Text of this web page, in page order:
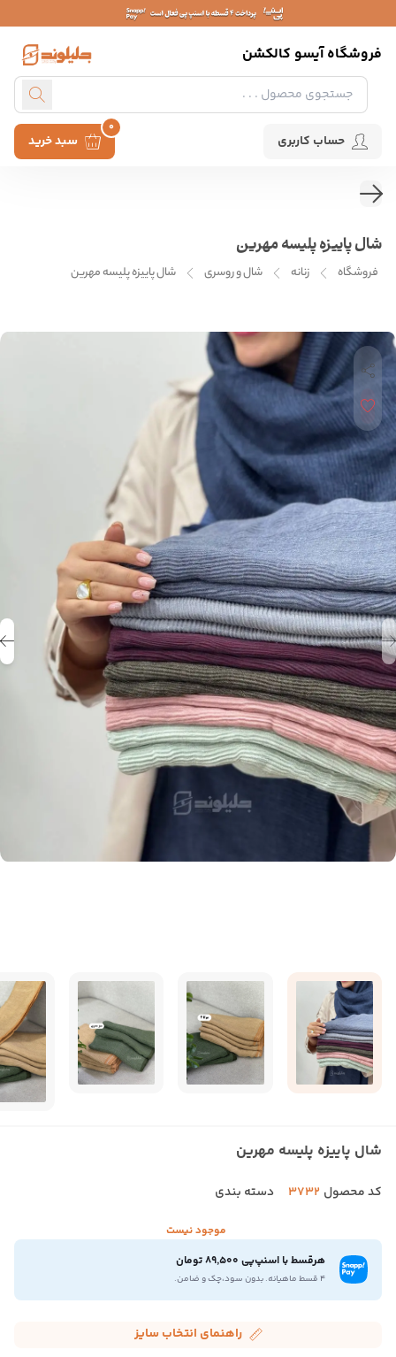
فروشگاه آیسو کالکشن
حساب کاربری سبد خرید
0
شال پاییزه پلیسه مهرین
فروشگاه زنانه شال و روسری شال پاییزه پلیسه مهرین
شال پاییزه پلیسه مهرین
کد محصول 3732 دسته بندی
موجود نیست
هرقسط با اسنپ‌پی 89,500 تومان
۴ قسط ماهیانه. بدون سود،چک و ضامن.
راهنمای انتخاب سایز